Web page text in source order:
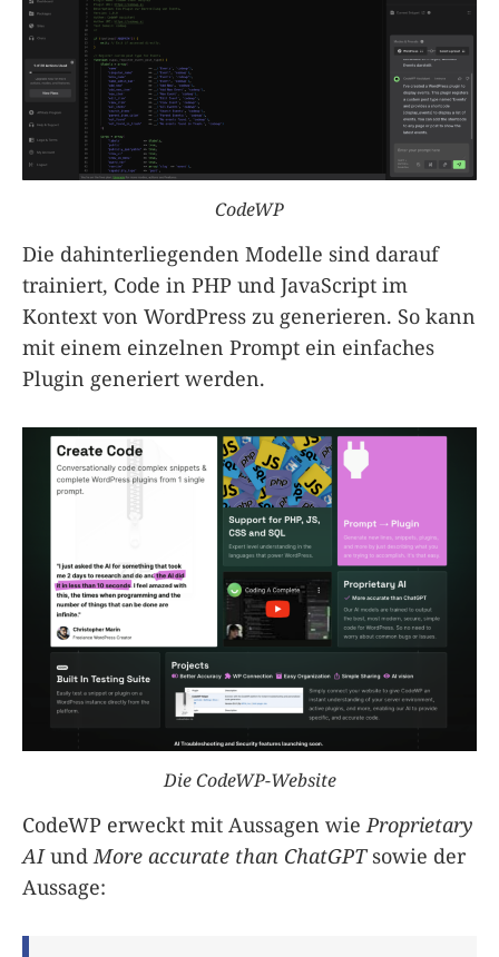
CodeWP
Die dahinterliegenden Modelle sind darauf
trainiert, Code in PHP und JavaScript im
Kontext von WordPress zu generieren. So kann
mit einem einzelnen Prompt ein einfaches
Plugin generiert werden.
Die CodeWP-Website
CodeWP erweckt mit Aussagen wieProprietary
AIundMore accurate than ChatGPTsowie der
Aussage: